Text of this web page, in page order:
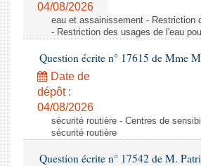
04/08/2026
eau et assainissement - Restriction
- Restriction des usages de l'eau
Question écrite n° 17615 de Mme
Date de
dépôt :
04/08/2026
sécurité routière - Centres de
sécurité routière
Question écrite n° 17542 de M.